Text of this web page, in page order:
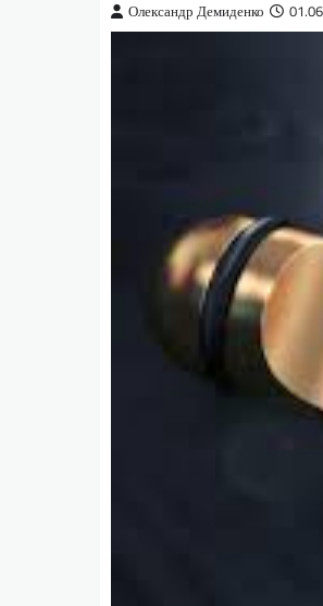
Олександр Демиденко